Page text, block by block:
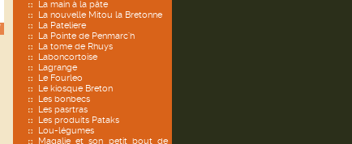
La main à la pâte
La nouvelle Mitou la Bretonne
La Pateliere
La Pointe de Penmarc'h
La tome de Rhuys
Laboncortoise
Lagrange
Le Fourleo
Le kiosque Breton
Les bonbecs
Les pasrtras
Les produits Pataks
Lou-légumes
Magalie et son petit bout de